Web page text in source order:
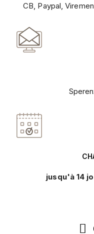
CB, Paypal,
jusqu'à 14